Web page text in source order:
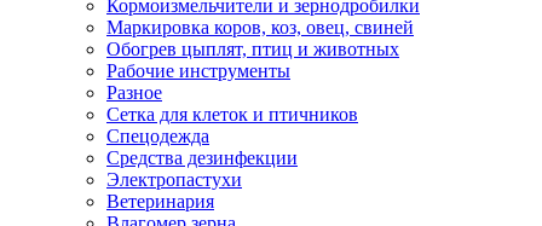
Кормоизмельчители и зернодробилки
Маркировка коров, коз, овец, свиней
Обогрев цыплят, птиц и животных
Рабочие инструменты
Разное
Сетка для клеток и птичников
Спецодежда
Средства дезинфекции
Электропастухи
Ветеринария